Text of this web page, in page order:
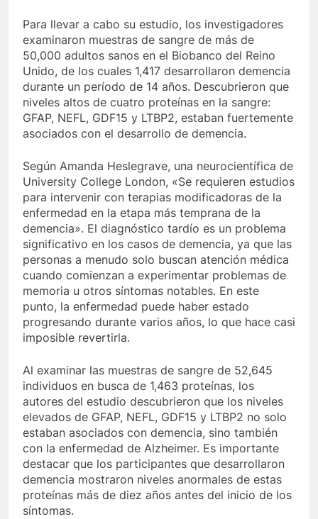
Para llevar a cabo su estudio, los investigadores
examinaron muestras de sangre de más de
50,000 adultos sanos en el Biobanco del Reino
Unido, de los cuales 1,417 desarrollaron demencia
durante un período de 14 años. Descubrieron que
niveles altos de cuatro proteínas en la sangre:
GFAP, NEFL, GDF15 y LTBP2, estaban fuertemente
asociados con el desarrollo de demencia.
Según Amanda Heslegrave, una neurocientífica de
University College London, «Se requieren estudios
para intervenir con terapias modificadoras de la
enfermedad en la etapa más temprana de la
demencia». El diagnóstico tardío es un problema
significativo en los casos de demencia, ya que las
personas a menudo solo buscan atención médica
cuando comienzan a experimentar problemas de
memoria u otros síntomas notables. En este
punto, la enfermedad puede haber estado
progresando durante varios años, lo que hace casi
imposible revertirla.
Al examinar las muestras de sangre de 52,645
individuos en busca de 1,463 proteínas, los
autores del estudio descubrieron que los niveles
elevados de GFAP, NEFL, GDF15 y LTBP2 no solo
estaban asociados con demencia, sino también
con la enfermedad de Alzheimer. Es importante
destacar que los participantes que desarrollaron
demencia mostraron niveles anormales de estas
proteínas más de diez años antes del inicio de los
síntomas.